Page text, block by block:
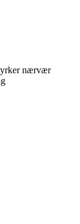
nærvær